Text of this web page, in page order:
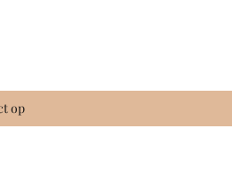
op